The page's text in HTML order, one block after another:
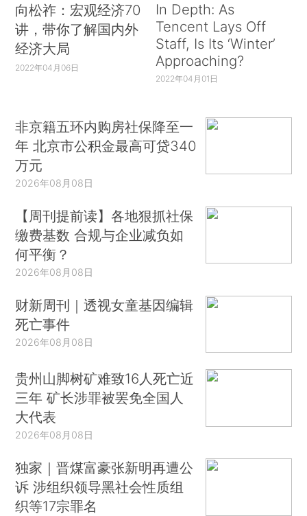
向松祚：宏观经济70
讲，带你了解国内外
经济大局
2022年04月06日
In Depth: As
Tencent Lays Off
Staff, Is Its ‘Winter’
Approaching?
2022年04月01日
非京籍五环内购房社保降至一
年 北京市公积金最高可贷340
万元
2026年08月08日
【周刊提前读】各地狠抓社保
缴费基数 合规与企业减负如
何平衡？
2026年08月08日
财新周刊｜透视女童基因编辑
死亡事件
2026年08月08日
贵州山脚树矿难致16人死亡近
三年 矿长涉罪被罢免全国人
大代表
2026年08月08日
独家｜晋煤富豪张新明再遭公
诉 涉组织领导黑社会性质组
织等17宗罪名